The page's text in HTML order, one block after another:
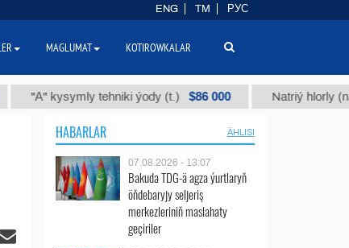
"А" kysymly tehniki ýody (t.) $86 000 Natriý hlorly
HABARLAR ÄHLISI
07.08.2026 - 13:07
Bakuda TDG-ä agza ýurtlaryň
öňdebaryjy seljeriş
merkezleriniň maslahaty
geçiriler
ENG TM РУС
MAGLUMAT KOTIROWKALAR